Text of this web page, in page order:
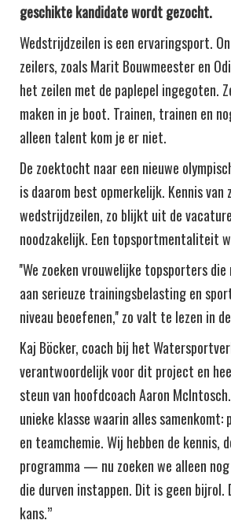
geschikte kandidate wordt gezocht.
Wedstrijdzeilen is een ervaringsport.
zeilers, zoals Marit Bouwmeester en
het zeilen met de paplepel ingegoten.
maken in je boot. Trainen, trainen en
alleen talent kom je er niet.
De zoektocht naar een nieuwe
is daarom best opmerkelijk. Kennis
wedstrijdzeilen, zo blijkt uit de
noodzakelijk. Een topsportmentaliteit
''We zoeken vrouwelijke topsporters die
aan serieuze trainingsbelasting en
niveau beoefenen,'' zo valt te lezen in
Kaj Böcker, coach bij het
verantwoordelijk voor dit project en
steun van hoofdcoach Aaron
unieke klasse waarin alles
en teamchemie. Wij hebben de kennis,
programma — nu zoeken we alleen
die durven instappen. Dit is geen bijrol.
kans.”